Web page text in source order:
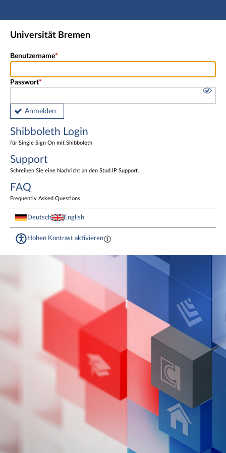
Hauptnavigation
Shibboleth Login
Universität Bremen
Benutzername
Passwort
Anmelden
Shibboleth Login
für Single Sign On mit Shibboleth
Support
Schreiben Sie eine Nachricht an den Stud.IP Support.
FAQ
Frequently Asked Questions
Deutsch English
Hohen Kontrast aktivieren